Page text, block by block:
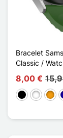
Bracelet
Classic /
8,00 €
NegroBlanco